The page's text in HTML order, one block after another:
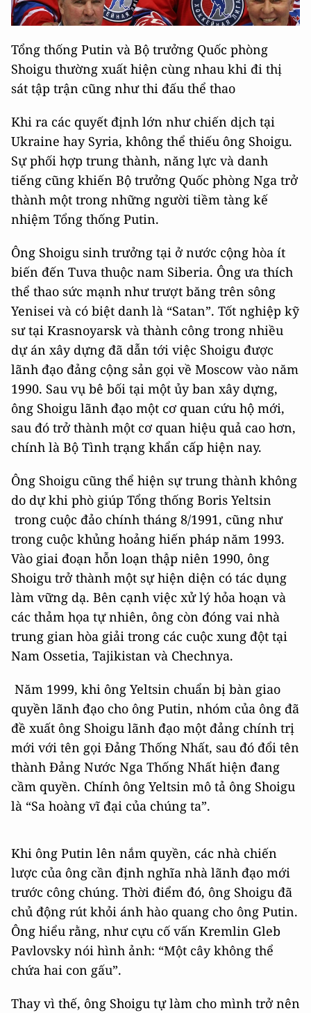
Tổng thống Putin và Bộ trưởng Quốc phòng
Shoigu thường xuất hiện cùng nhau khi đi thị
sát tập trận cũng như thi đấu thể thao
Khi ra các quyết định lớn như chiến dịch tại
Ukraine hay Syria, không thể thiếu ông Shoigu.
Sự phối hợp trung thành, năng lực và danh
tiếng cũng khiến Bộ trưởng Quốc phòng Nga trở
thành một trong những người tiềm tàng kế
nhiệm Tổng thống Putin.
Ông Shoigu sinh trưởng tại ở nước cộng hòa ít
biến đến Tuva thuộc nam Siberia. Ông ưa thích
thể thao sức mạnh như trượt băng trên sông
Yenisei và có biệt danh là “Satan”. Tốt nghiệp kỹ
sư tại Krasnoyarsk và thành công trong nhiều
dự án xây dựng đã dẫn tới việc Shoigu được
lãnh đạo đảng cộng sản gọi về Moscow vào năm
1990. Sau vụ bê bối tại một ủy ban xây dựng,
ông Shoigu lãnh đạo một cơ quan cứu hộ mới,
sau đó trở thành một cơ quan hiệu quả cao hơn,
chính là Bộ Tình trạng khẩn cấp hiện nay.
Ông Shoigu cũng thể hiện sự trung thành không
do dự khi phò giúp Tổng thống Boris Yeltsin
trong cuộc đảo chính tháng 8/1991, cũng như
trong cuộc khủng hoảng hiến pháp năm 1993.
Vào giai đoạn hỗn loạn thập niên 1990, ông
Shoigu trở thành một sự hiện diện có tác dụng
làm vững dạ. Bên cạnh việc xử lý hỏa hoạn và
các thảm họa tự nhiên, ông còn đóng vai nhà
trung gian hòa giải trong các cuộc xung đột tại
Nam Ossetia, Tajikistan và Chechnya.
Năm 1999, khi ông Yeltsin chuẩn bị bàn giao
quyền lãnh đạo cho ông Putin, nhóm của ông đã
đề xuất ông Shoigu lãnh đạo một đảng chính trị
mới với tên gọi Đảng Thống Nhất, sau đó đổi tên
thành Đảng Nước Nga Thống Nhất hiện đang
cầm quyền. Chính ông Yeltsin mô tả ông Shoigu
là “Sa hoàng vĩ đại của chúng ta”.
Khi ông Putin lên nắm quyền, các nhà chiến
lược của ông cần định nghĩa nhà lãnh đạo mới
trước công chúng. Thời điểm đó, ông Shoigu đã
chủ động rút khỏi ánh hào quang cho ông Putin.
Ông hiểu rằng, như cựu cố vấn Kremlin Gleb
Pavlovsky nói hình ảnh: “Một cây không thể
chứa hai con gấu”.
Thay vì thế, ông Shoigu tự làm cho mình trở nên